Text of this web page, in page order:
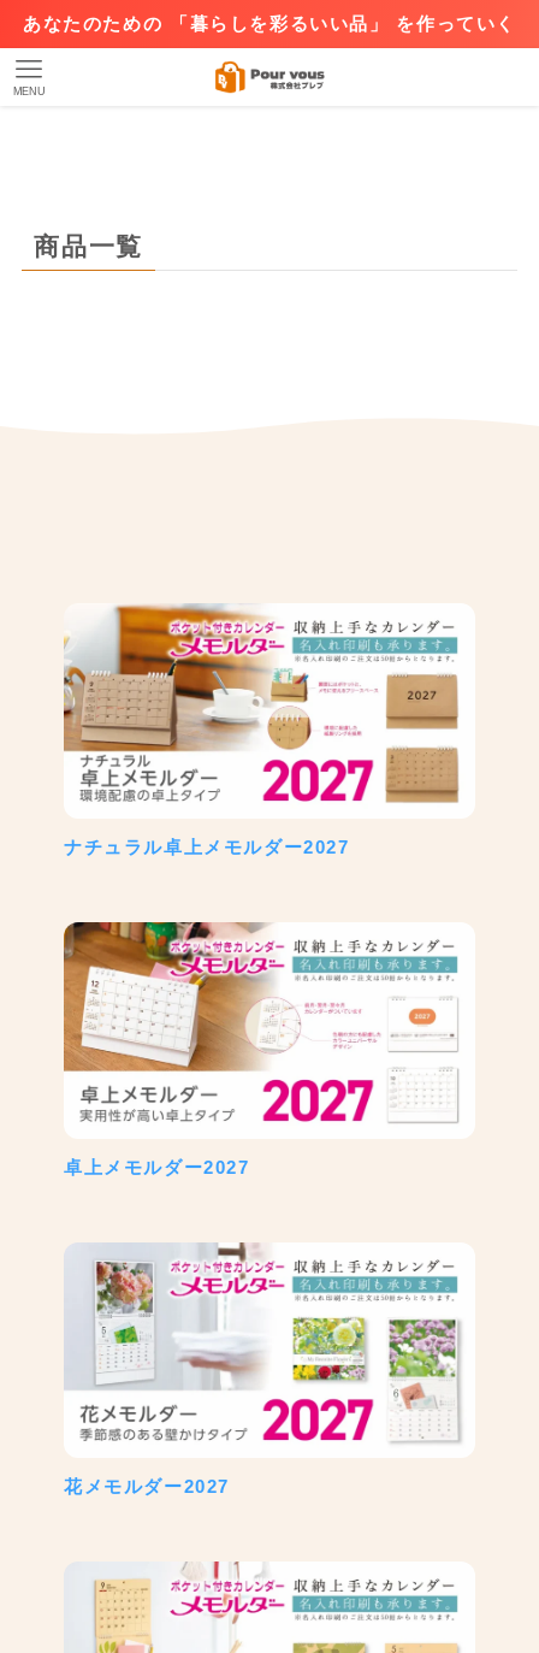
あなたのための 「暮らしを彩るいい品」 を作っていく
MENU
商品一覧
ナチュラル卓上メモルダー2027
卓上メモルダー2027
花メモルダー2027